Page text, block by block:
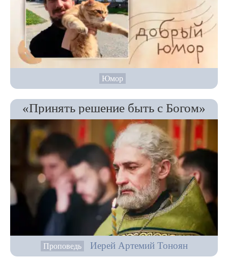
Юмор
«Принять решение быть с Богом»
Проповедь Иерей Артемий Тоноян